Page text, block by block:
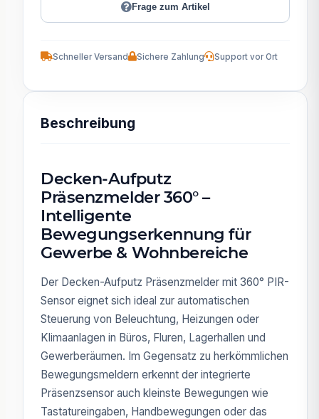
Frage zum Artikel
Schneller Versand Sichere Zahlung Support vor Ort
Beschreibung
Decken-Aufputz
Präsenzmelder 360° –
Intelligente
Bewegungserkennung für
Gewerbe & Wohnbereiche
Der Decken-Aufputz Präsenzmelder mit 360° PIR-
Sensor eignet sich ideal zur automatischen
Steuerung von Beleuchtung, Heizungen oder
Klimaanlagen in Büros, Fluren, Lagerhallen und
Gewerberäumen. Im Gegensatz zu herkömmlichen
Bewegungsmeldern erkennt der integrierte
Präsenzsensor auch kleinste Bewegungen wie
Tastatureingaben, Handbewegungen oder das